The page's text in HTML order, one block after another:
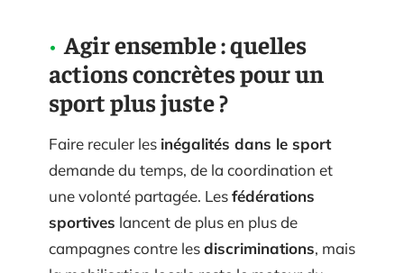
Agir ensemble : quelles
actions concrètes pour un
sport plus juste ?
Faire reculer les inégalités dans le sport
demande du temps, de la coordination et
une volonté partagée. Lesfédérations
sportives lancent de plus en plus de
campagnes contre lesdiscriminations, mais